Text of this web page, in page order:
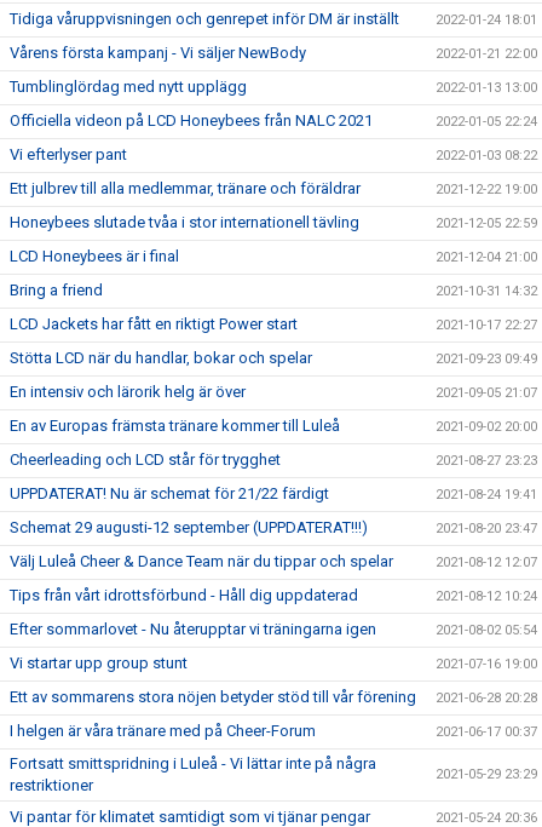
Tidiga våruppvisningen och genrepet inför DM är inställt 2022-01-24 18:01
Vårens första kampanj - Vi säljer NewBody 2022-01-21 22:00
Tumblinglördag med nytt upplägg 2022-01-13 13:00
Officiella videon på LCD Honeybees från NALC 2021 2022-01-05 22:24
Vi efterlyser pant 2022-01-03 08:22
Ett julbrev till alla medlemmar, tränare och föräldrar 2021-12-22 19:00
Honeybees slutade tvåa i stor internationell tävling 2021-12-05 22:59
LCD Honeybees är i final 2021-12-04 21:00
Bring a friend 2021-10-31 14:32
LCD Jackets har fått en riktigt Power start 2021-10-17 22:27
Stötta LCD när du handlar, bokar och spelar 2021-09-23 09:49
En intensiv och lärorik helg är över 2021-09-05 21:07
En av Europas främsta tränare kommer till Luleå 2021-09-02 20:00
Cheerleading och LCD står för trygghet 2021-08-27 23:23
UPPDATERAT! Nu är schemat för 21/22 färdigt 2021-08-24 19:41
Schemat 29 augusti-12 september (UPPDATERAT!!!) 2021-08-20 23:47
Välj Luleå Cheer & Dance Team när du tippar och spelar 2021-08-12 12:07
Tips från vårt idrottsförbund - Håll dig uppdaterad 2021-08-12 10:24
Efter sommarlovet - Nu återupptar vi träningarna igen 2021-08-02 05:54
Vi startar upp group stunt 2021-07-16 19:00
Ett av sommarens stora nöjen betyder stöd till vår förening 2021-06-28 20:28
I helgen är våra tränare med på Cheer-Forum 2021-06-17 00:37
Fortsatt smittspridning i Luleå - Vi lättar inte på några
restriktioner
2021-05-29 23:29
Vi pantar för klimatet samtidigt som vi tjänar pengar 2021-05-24 20:36